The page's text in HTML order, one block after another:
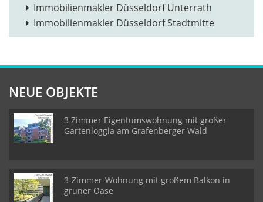
Immobilienmakler Düsseldorf Unterrath
Immobilienmakler Düsseldorf Stadtmitte
NEUE OBJEKTE
3 Zimmer Eigentumswohnung mit großer
Gartenloggia am Grafenberger Wald
3-Zimmer-Wohnung mit großem Balkon in
grüner Oase